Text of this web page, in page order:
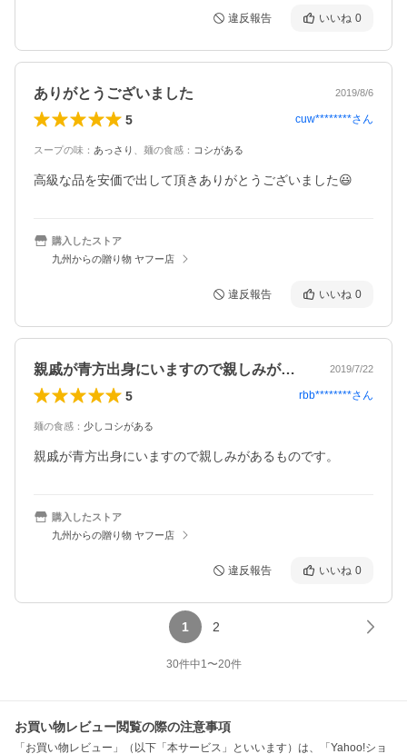
違反報告 いいね 0
ありがとうございました 2019/8/6
5 cuw********さん
スープの味 ： あっさり 麺の食感 ： コシがある
高級な品を安価で出して頂きありがとうございました😃
購入したストア
九州からの贈り物 ヤフー店
違反報告 いいね 0
親戚が青方出身にいますので親しみがある… 2019/7/22
5 rbb********さん
麺の食感 ： 少しコシがある
親戚が青方出身にいますので親しみがあるものです。
購入したストア
九州からの贈り物 ヤフー店
違反報告 いいね 0
1 2
30件中1〜20件
お買い物レビュー閲覧の際の注意事項
「お買い物レビュー」（以下「本サービス」といいます）は、「Yahoo!ショ